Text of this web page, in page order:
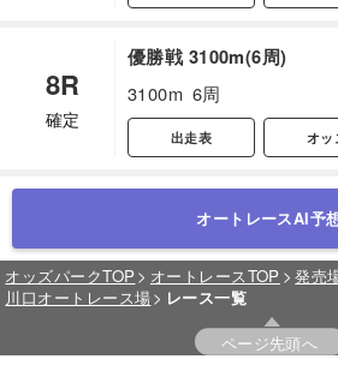
8R
確定
優勝戦 3100m(6周)
3100m 6周
出走表 オッ
オートレースAI予
オッズパークTOP オートレースTOP
発売
川口オートレース場
レース一覧
ページ先頭へ